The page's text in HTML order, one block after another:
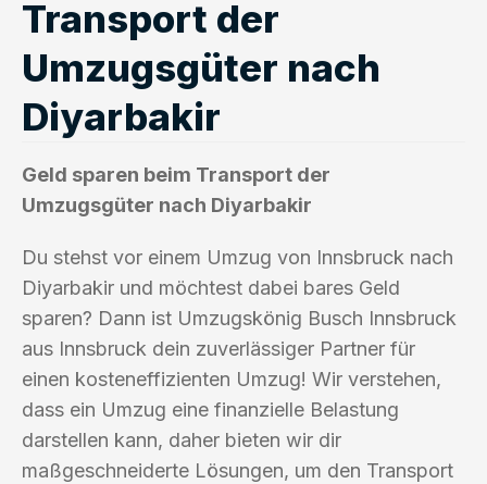
Transport der
Umzugsgüter nach
Diyarbakir
Geld sparen beim Transport der
Umzugsgüter nach Diyarbakir
Du stehst vor einem Umzug von Innsbruck nach
Diyarbakir und möchtest dabei bares Geld
sparen? Dann ist Umzugskönig Busch Innsbruck
aus Innsbruck dein zuverlässiger Partner für
einen kosteneffizienten Umzug! Wir verstehen,
dass ein Umzug eine finanzielle Belastung
darstellen kann, daher bieten wir dir
maßgeschneiderte Lösungen, um den Transport